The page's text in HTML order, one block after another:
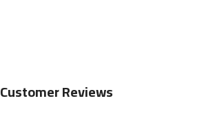
Customer Reviews